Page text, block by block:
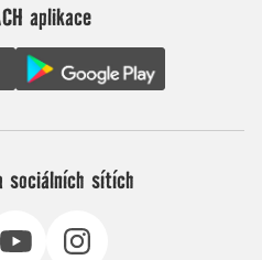
aplikace
sociálních sítích